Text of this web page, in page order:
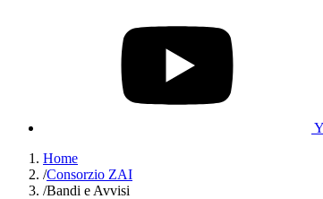
Home
/Consorzio ZAI
/Bandi e Avvisi